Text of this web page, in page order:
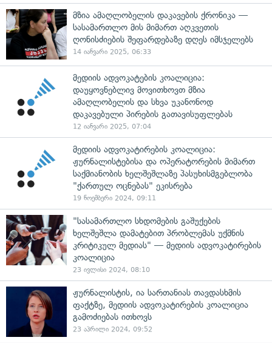
მზია ამაღლობელის დაკავების ქრონიკა —
სასამართლო მის მიმართ აღკვეთის
ღონისძიების შეფარდებაზე დღეს იმსჯელებს
14 იანვარი 2025, 06:33
მედიის ადვოკატების კოალიცია:
დაუყოვნებლივ მოვითხოვთ მზია
ამაღლობელის და სხვა უკანონოდ
დაკავებული პირების გათავისუფლებას
12 იანვარი 2025, 07:04
მედიის ადვოკატირების კოალიცია:
ჟურნალისტებისა და ოპერატორების მიმართ
საქმიანობის ხელშეშლაზე პასუხისმგებლობა
"ქართულ ოცნებას" ეკისრება
19 ნოემბერი 2024, 09:11
"სასამართლო სხდომების გაშუქების
ხელშეშლა დამატებით პრობლემას უქმნის
კრიტიკულ მედიას" — მედიის ადვოკატირების
კოალიცია
23 ივლისი 2024, 08:10
ჟურნალისტის, ია სართანიას თავდასხმის
ფაქტზე, მედიის ადვოკატირების კოალიცია
გამოძიებას ითხოვს
23 აპრილი 2024, 09:52